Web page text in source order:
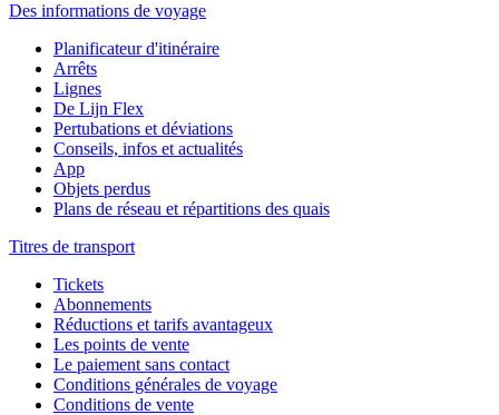
Des informations de voyage
Planificateur d'itinéraire
Arrêts
Lignes
De Lijn Flex
Pertubations et déviations
Conseils, infos et actualités
App
Objets perdus
Plans de réseau et répartitions des quais
Titres de transport
Tickets
Abonnements
Réductions et tarifs avantageux
Les points de vente
Le paiement sans contact
Conditions générales de voyage
Conditions de vente